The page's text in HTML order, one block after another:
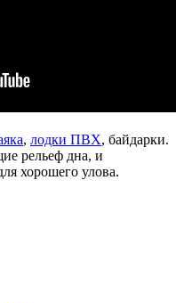
, лодки ПВХ, байдарки.
рельеф дна, и
хорошего улова.